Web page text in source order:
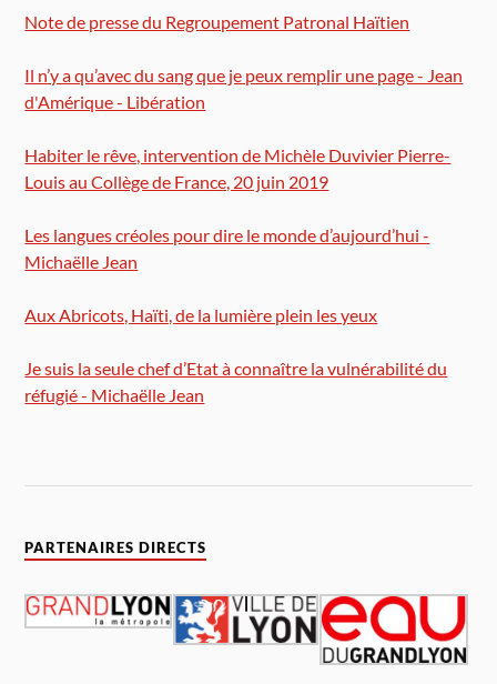
Note de presse du Regroupement Patronal Haïtien
Il n’y a qu’avec du sang que je peux remplir une page - Jean
d'Amérique - Libération
Habiter le rêve, intervention de Michèle Duvivier Pierre-
Louis au Collège de France, 20 juin 2019
Les langues créoles pour dire le monde d’aujourd’hui -
Michaëlle Jean
Aux Abricots, Haïti, de la lumière plein les yeux
Je suis la seule chef d’Etat à connaître la vulnérabilité du
réfugié - Michaëlle Jean
PARTENAIRES DIRECTS